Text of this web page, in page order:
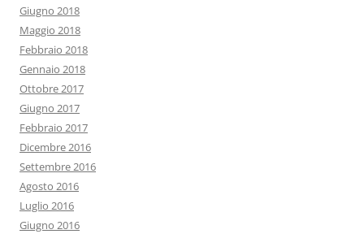
Giugno 2018
Maggio 2018
Febbraio 2018
Gennaio 2018
Ottobre 2017
Giugno 2017
Febbraio 2017
Dicembre 2016
Settembre 2016
Agosto 2016
Luglio 2016
Giugno 2016